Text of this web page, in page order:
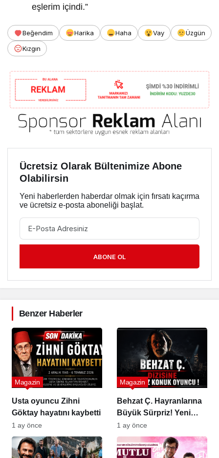
eşlerim içindi.”
Beğendim Harika Haha Vay
Üzgün
Kızgın
Ücretsiz Olarak Bültenimize Abone
Olabilirsin
Yeni haberlerden haberdar olmak için fırsatı kaçırma
ve ücretsiz e-posta aboneliği başlat.
ABONE OL
Benzer Haberler
Usta oyuncu Zihni
Göktay hayatını kaybetti
Magazin
1 ay önce
Behzat Ç. Hayranlarına
Büyük Sürpriz! Yeni
Sezonda Geri Dönüyor
Magazin
1 ay önce